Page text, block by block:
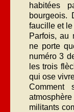
habitées
bourgeois.
faucille et le
Parfois, au
ne porte
numéro 3
les trois
qui ose
Comment
militants